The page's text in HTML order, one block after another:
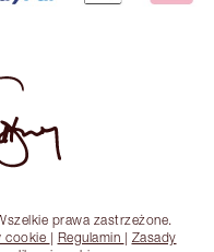
prawa zastrzeżone.
cookie | Regulamin | Zasady